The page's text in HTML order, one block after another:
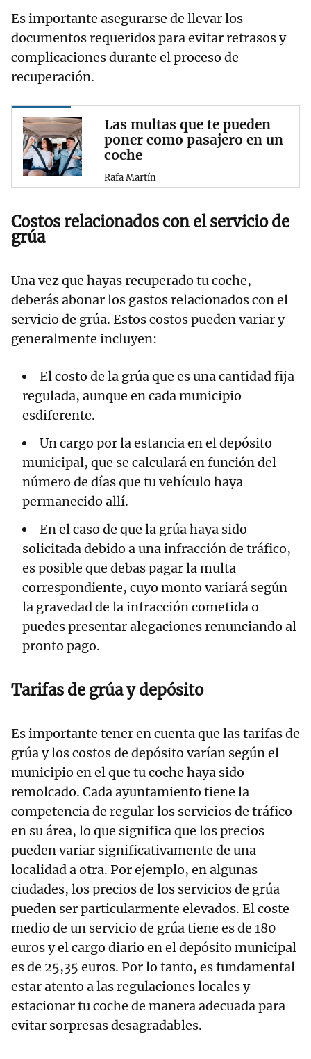
Es importante asegurarse de llevar los
documentos requeridos para evitar retrasos y
complicaciones durante el proceso de
recuperación.
Las multas que te pueden
poner como pasajero en un
coche
Rafa Martín
Costos relacionados con el servicio de
grúa
Una vez que hayas recuperado tu coche,
deberás abonar los gastos relacionados con el
servicio de grúa. Estos costos pueden variar y
generalmente incluyen:
El costo de la grúa que es una cantidad fija
regulada, aunque en cada municipio
esdiferente.
Un cargo por la estancia en el depósito
municipal, que se calculará en función del
número de días que tu vehículo haya
permanecido allí.
En el caso de que la grúa haya sido
solicitada debido a una infracción de tráfico,
es posible que debas pagar la multa
correspondiente, cuyo monto variará según
la gravedad de la infracción cometida o
puedes presentar alegaciones renunciando al
pronto pago.
Tarifas de grúa y depósito
Es importante tener en cuenta que las tarifas de
grúa y los costos de depósito varían según el
municipio en el que tu coche haya sido
remolcado. Cada ayuntamiento tiene la
competencia de regular los servicios de tráfico
en su área, lo que significa que los precios
pueden variar significativamente de una
localidad a otra. Por ejemplo, en algunas
ciudades, los precios de los servicios de grúa
pueden ser particularmente elevados. El coste
medio de un servicio de grúa tiene es de 180
euros y el cargo diario en el depósito municipal
es de 25,35 euros. Por lo tanto, es fundamental
estar atento a las regulaciones locales y
estacionar tu coche de manera adecuada para
evitar sorpresas desagradables.